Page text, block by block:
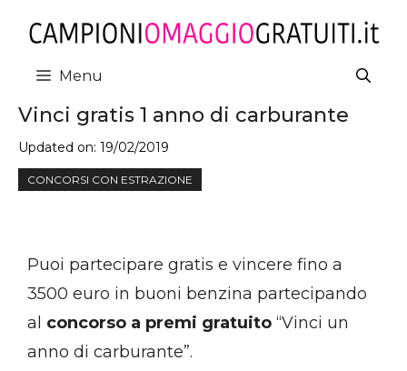
contenuto
Menu
Vinci gratis 1 anno di carburante
Updated on: 19/02/2019
CONCORSI CON ESTRAZIONE
Puoi partecipare gratis e vincere fino a
3500 euro in buoni benzina partecipando
al concorso a premi gratuito “Vinci un
anno di carburante”.